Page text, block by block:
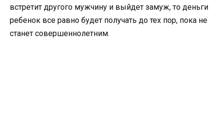
встретит другого мужчину и выйдет замуж, то деньги
ребенок все равно будет получать до тех пор, пока не
станет совершеннолетним.